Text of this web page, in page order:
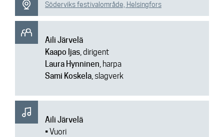
Söderviks festivalområde, Helsingfors
Aili Järvelä
Kaapo Ijas, dirigent
Laura Hynninen, harpa
Sami Koskela, slagverk
Aili Järvelä
• Vuori